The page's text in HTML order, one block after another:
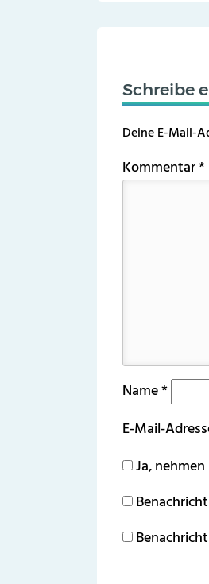
Schreibe
Deine E-Mail-
Kommentar*
Name*
E-Mail-
Ja,